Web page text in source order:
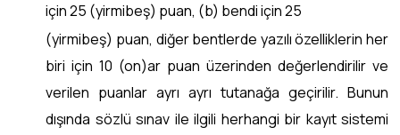
için 25 (yirmibeş) puan, (b) bendi için 25
(yirmibeş) puan, diğer bentlerde yazılı özelliklerin her
biri için 10 (on)ar puan üzerinden değerlendirilir ve
verilen puanlar ayrı ayrı tutanağa geçirilir. Bunun
dışında sözlü sınav ile ilgili herhangi bir kayıt sistemi